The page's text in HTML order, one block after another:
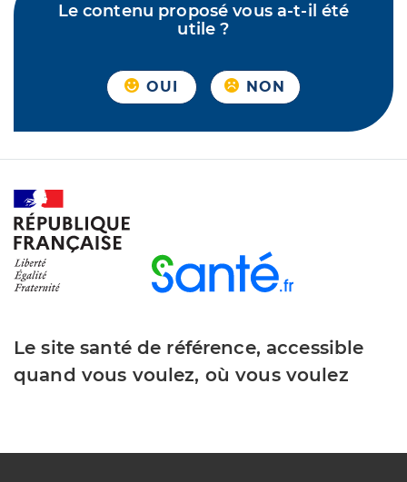
Le contenu proposé vous a-t-il été
utile ?
OUI NON
Le site santé de référence, accessible
quand vous voulez, où vous voulez